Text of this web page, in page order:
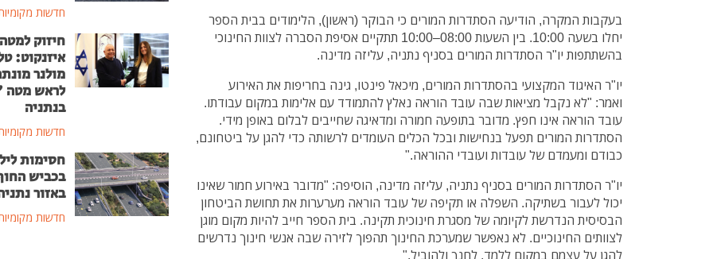
בעקבות המקרה, הודיעה הסתדרות המורים כי הבוקר (ראשון), הלימודים בבית הספר
יחלו בשעה 10:00. בין השעות 08:00–10:00 תתקיים אסיפת הסברה לצוות החינוכי
בהשתתפות יו"ר הסתדרות המורים בסניף נתניה, עליזה מדינה.
יו"ר האיגוד המקצועי בהסתדרות המורים, מיכאל פינטו, גינה בחריפות את האירוע
ואמר: "לא נקבל מציאות שבה עובד הוראה נאלץ להתמודד עם אלימות במקום עבודתו.
עובד הוראה אינו חפץ. מדובר בתופעה חמורה ומדאיגה שחייבים לבלום באופן מידי.
הסתדרות המורים תפעל בנחישות ובכל הכלים העומדים לרשותה כדי להגן על ביטחונם,
כבודם ומעמדם של עובדות ועובדי ההוראה."
יו"ר הסתדרות המורים בסניף נתניה, עליזה מדינה, הוסיפה: "מדובר באירוע חמור שאינו
יכול לעבור בשתיקה. השפלה או תקיפה של עובד הוראה מערערות את תחושת הביטחון
הבסיסית הנדרשת לקיומה של מסגרת חינוכית תקינה. בית הספר חייב להיות מקום מוגן
לצוותים החינוכיים. לא נאפשר שמערכת החינוך תהפוך לזירה שבה אנשי חינוך נדרשים
להגן על עצמם במקום ללמד, לחנך ולהוביל."
חדשות
חיזוק למטה
איזנקוט:
מולנר
לראש
בנתניה
חדשות
חסימות
בכביש
באזור
חדשות